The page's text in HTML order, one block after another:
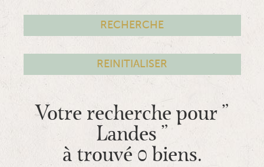
Votre recherche pour "
Landes "
à trouvé 0 biens.